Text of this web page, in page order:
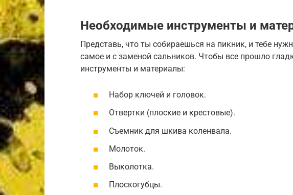
Необходимые инструменты и
Представь, что ты собираешься на пикник, и тебе
самое и с заменой сальников. Чтобы все прошло
инструменты и материалы:
Набор ключей и головок.
Отвертки (плоские и крестовые).
Съемник для шкива коленвала.
Молоток.
Выколотка.
Плоскогубцы.